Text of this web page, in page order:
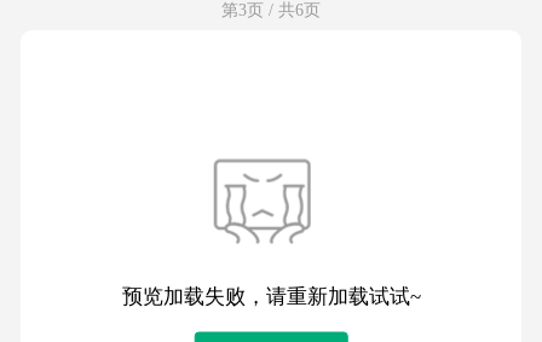
第3页 / 共6页
预览加载失败，请重新加载试试~